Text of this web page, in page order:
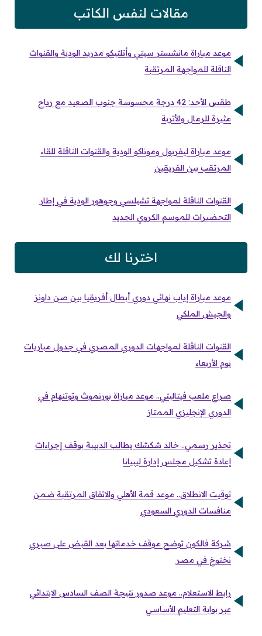
مقالات لنفس الكاتب
موعد مباراة مانشستر سيتي وأتلتيكو مدريد الودية والقنوات
الناقلة للمواجهة المرتقبة
طقس الأحد: 42 درجة محسوسة جنوب الصعيد مع رياح
مثيرة للرمال والأتربة
موعد مباراة ليفربول وموناكو الودية والقنوات الناقلة للقاء
المرتقب بين الفريقين
القنوات الناقلة لمواجهة تشيلسي وجوهور الودية في إطار
التحضيرات للموسم الكروي الجديد
اخترنا لك
موعد مباراة إياب نهائي دوري أبطال أفريقيا بين صن داونز
والجيش الملكي
القنوات الناقلة لمواجهات الدوري المصري في جدول مباريات
يوم الأربعاء
صراع ملعب فيتاليتي.. موعد مباراة بورنموث وتوتنهام في
الدوري الإنجليزي الممتاز
تحذير رسمي.. خالد شكشك يطالب الدبيبة بوقف إجراءات
إعادة تشكيل مجلس إدارة ليبيانا
توقيت الانطلاق.. موعد قمة الأهلي والاتفاق المرتقبة ضمن
منافسات الدوري السعودي
شركة فالكون توضح موقف خدماتها بعد القبض على صبري
نخنوخ في مصر
رابط الاستعلام.. موعد صدور نتيجة الصف السادس الابتدائي
عبر بوابة التعليم الأساسي